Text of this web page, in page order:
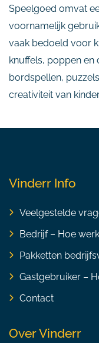
Speelgoed omvat
voornamelijk
vaak bedoeld voor
knuffels, poppen
bordspellen,
creativiteit van
Vinderr Info
Veelgestelde
Bedrijf – Hoe
Pakketten
Gastgebruiker –
Contact
Over Vinderr